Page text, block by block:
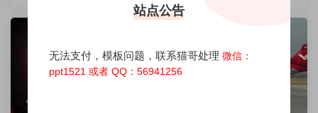
站点公告
无法支付，模板问题，联系猫哥处理 微信：
ppt1521 或者 QQ：56941256